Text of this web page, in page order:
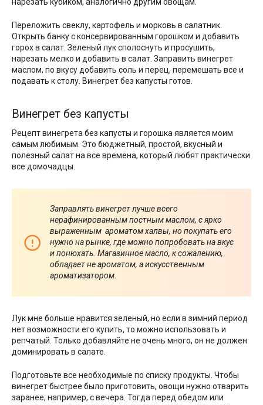
Переложить свеклу, картофель и морковь в салатник.
Открыть банку с консервированным горошком и добавить
горох в салат. Зеленый лук сполоснуть и просушить,
нарезать мелко и добавить в салат. Заправить винегрет
маслом, по вкусу добавить соль и перец, перемешать все и
подавать к столу. Винегрет без капусты готов.
Винегрет без капусты
Рецепт винегрета без капусты и горошка является моим
самым любимым. Это бюджетный, простой, вкусный и
полезный салат на все времена, который любят практически
все домочадцы.
Заправлять винегрет лучше всего
нерафинированным постным маслом, с ярко
выраженным ароматом халвы, но покупать его
нужно на рынке, где можно попробовать на вкус
и понюхать. Магазинное масло, к сожалению,
обладает не ароматом, а искусственным
ароматизатором.
Лук мне больше нравится зеленый, но если в зимний период
нет возможности его купить, то можно использовать и
репчатый. Только добавляйте не очень много, он не должен
доминировать в салате.
Подготовьте все необходимые по списку продукты. Чтобы
винегрет быстрее было приготовить, овощи нужно отварить
заранее, например, с вечера. Тогда перед обедом или